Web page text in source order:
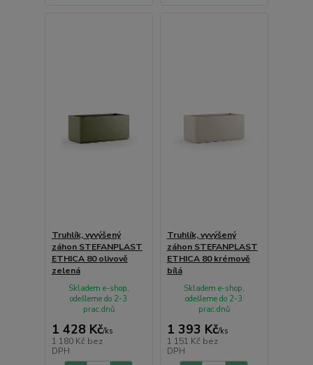
Truhlík, vyvýšený
záhon STEFANPLAST
ETHICA 80 olivově
zelená
1 428 Kč/ks
1 180 Kč bez
DPH
Skladem e-shop,
odešleme do 2-3
prac.dnů
Truhlík, vyvýšený
záhon STEFANPLAST
ETHICA 80 krémově
bílá
1 393 Kč/ks
1 151 Kč bez
DPH
Skladem e-shop,
odešleme do 2-3
prac.dnů